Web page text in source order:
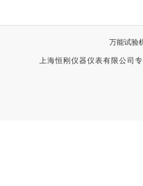
万能试验
上海恒刚仪器仪表有限公司